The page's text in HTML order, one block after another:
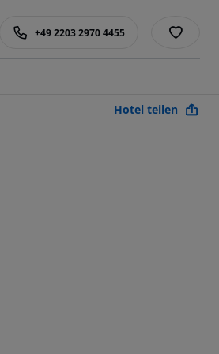
+49 2203 2970 4455
Hotel teilen